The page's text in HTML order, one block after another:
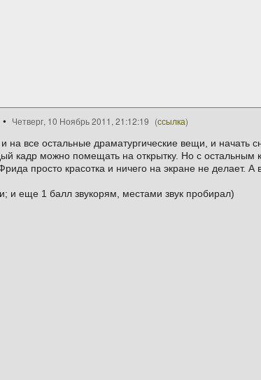
Четверг, 10 Ноябрь 2011, 21:12:19 (ссылка)
на все остальные драматургические вещи, и начать
кадр можно помещать на открытку. Но с
просто красотка и ничего на экране не делает. А
и еще 1 балл звукорям, местами звук пробирал)